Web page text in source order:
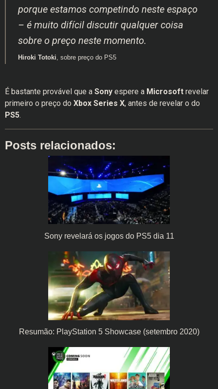
porque estamos competindo neste espaço
– é muito difícil discutir qualquer coisa
sobre o preço neste momento.
Hiroki Totoki , sobre preço do PS5
É bastante provável que a Sony espere a Microsoft revelar
primeiro o preço do Xbox Series X, antes de revelar o do
PS5.
Posts relacionados:
Sony revelará os jogos do PS5 dia 11
Resumão: PlayStation 5 Showcase (setembro 2020)